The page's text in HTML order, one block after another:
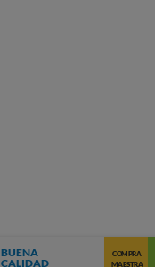
BUENA
CALIDAD
COMPRA
MAESTRA